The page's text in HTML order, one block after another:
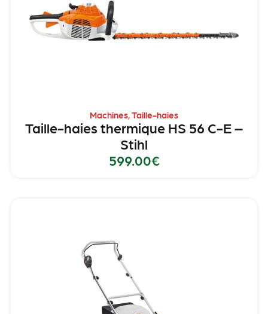
Machines,Taille-haies
Taille-haies thermique HS 56 C-E –
Stihl
599.00€